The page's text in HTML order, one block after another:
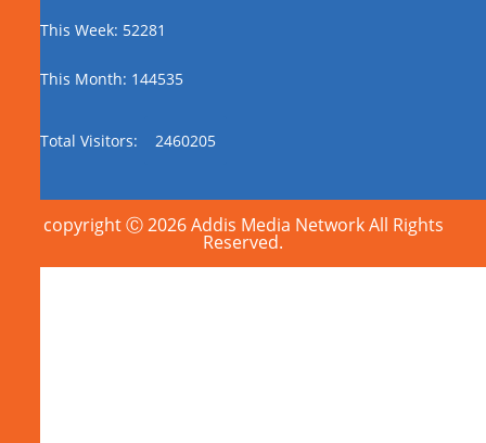
This Week: 52281
This Month: 144535
Total Visitors: 2460205
copyright Ⓒ 2026 Addis Media Network All Rights
Reserved.